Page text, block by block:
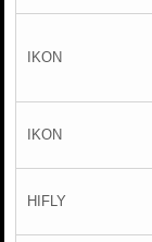
IKON
IKON
HIFLY